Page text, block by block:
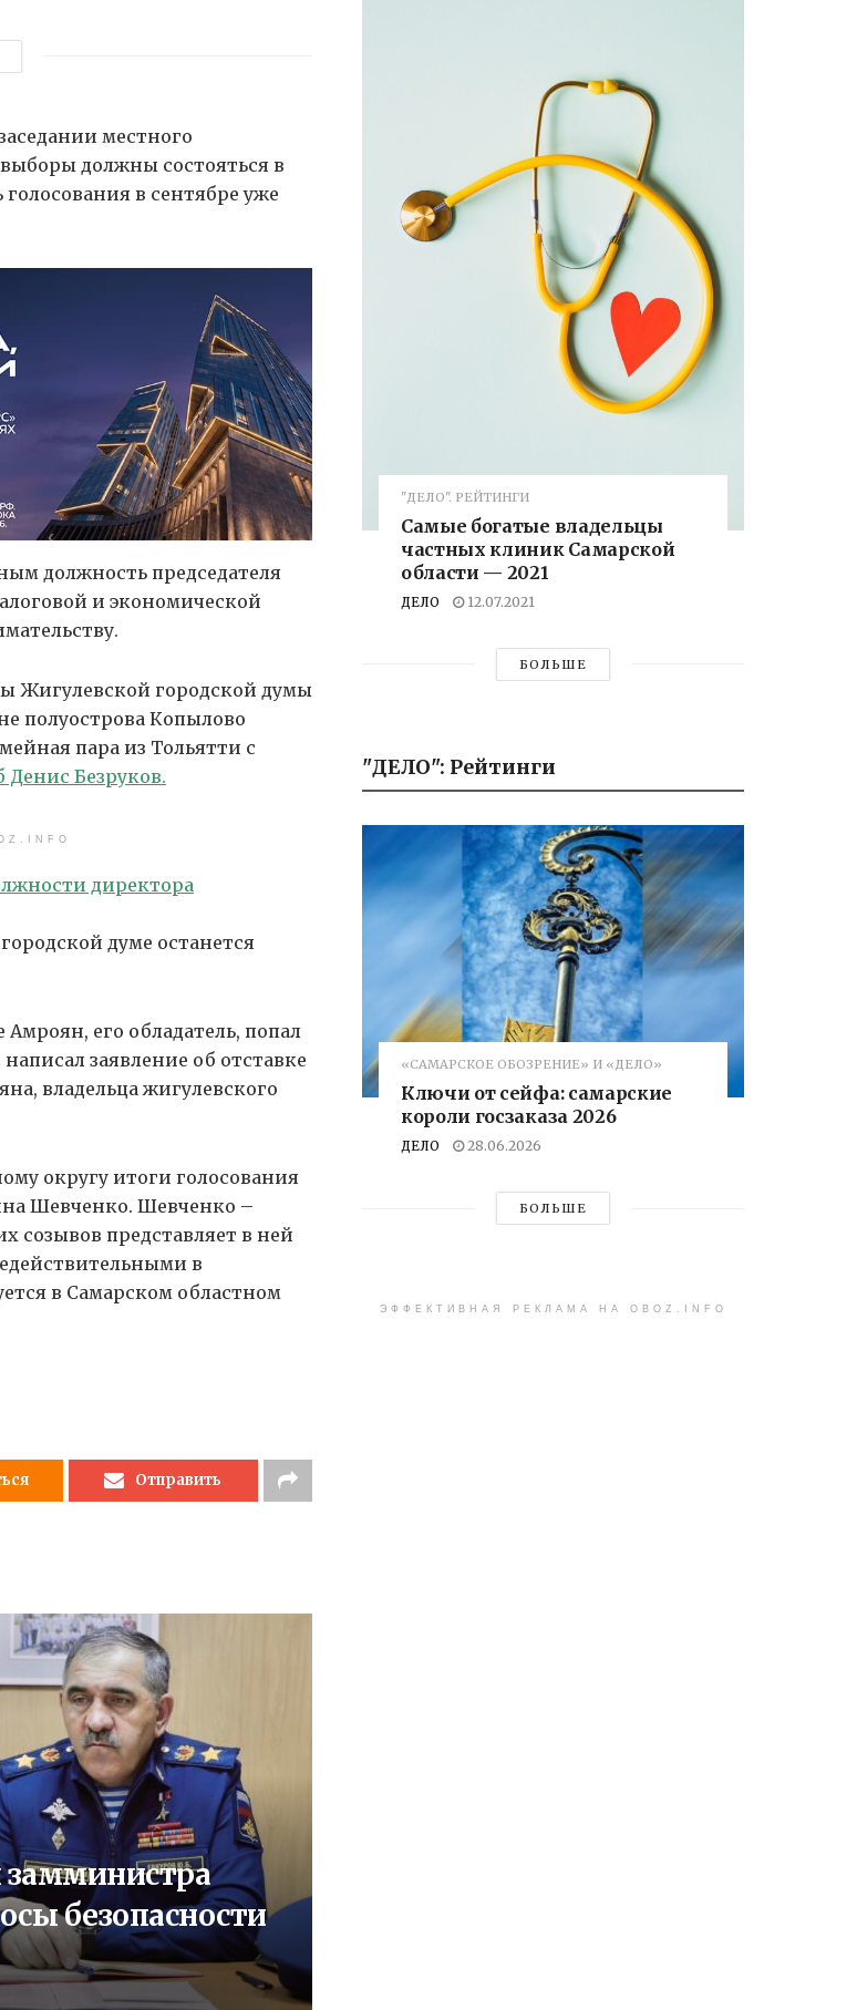
местного
должны состояться в
в сентябре уже
должность председателя
и экономической
Жигулевской городской думы
полуострова Копылово
пара из Тольятти с
Денис Безруков.
директора
думе останется
его обладатель, попал
заявление об отставке
владельца жигулевского
округу итоги голосования
Шевченко. Шевченко –
созывов представляет в ней
в
в Самарском областном
Отправить
замминистра
безопасности
"ДЕЛО". РЕЙТИНГИ
Самые богатые владельцы
частных клиник Самарской
области — 2021
ДЕЛО 12.07.2021
БОЛЬШЕ
"ДЕЛО": Рейтинги
«САМАРСКОЕ ОБОЗРЕНИЕ» И «ДЕЛО»
Ключи от сейфа: самарские
короли госзаказа 2026
ДЕЛО 28.06.2026
БОЛЬШЕ
ЭФФЕКТИВНАЯ РЕКЛАМА НА OBOZ.INFO